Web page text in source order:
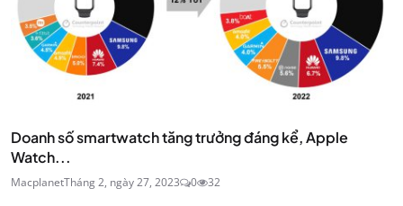
Doanh số smartwatch tăng trưởng đáng kể, Apple
Watch...
MacplanetTháng 2, ngày 27, 2023 0 32